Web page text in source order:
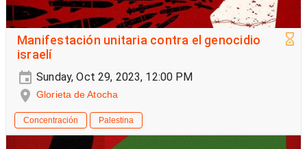
Manifestación unitaria contra el genocidio
israelí
Sunday, Oct 29, 2023, 12:00 PM
Glorieta de Atocha
Concentración Palestina